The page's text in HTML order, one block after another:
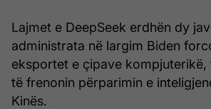
Lajmet e DeepSeek erdhën dy
administrata në largim Biden
eksportet e çipave kompjuterikë,
të frenonin përparimin e
Kinës.